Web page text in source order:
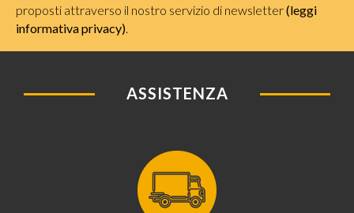
proposti attraverso il nostro servizio di newsletter(leggi
informativa privacy).
ASSISTENZA